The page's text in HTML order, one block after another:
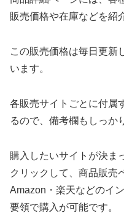
販売価格や在庫などを紹
この販売価格は毎日更新
います。
各販売サイトごとに付属
るので、備考欄もしっか
購入したいサイトが決ま
クリックして、商品販売
Amazon・楽天などのイ
要領で購入が可能です。